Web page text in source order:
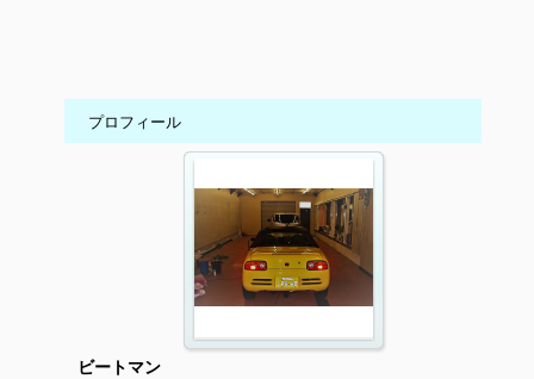
プロフィール
ビートマン